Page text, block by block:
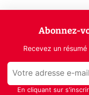
Abonnez-
Recevez un
En cliquant sur